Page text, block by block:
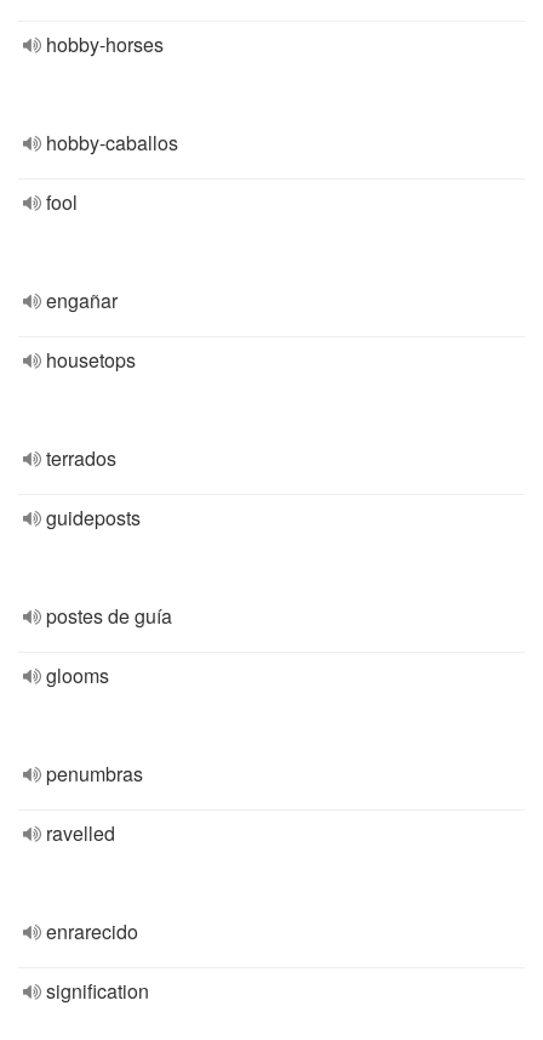
hobby-horses
hobby-caballos
fool
engañar
housetops
terrados
guideposts
postes de guía
glooms
penumbras
ravelled
enrarecido
signification